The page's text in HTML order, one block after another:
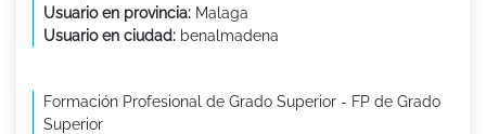
Usuario en provincia: Malaga
Usuario en ciudad: benalmadena
Formación Profesional de Grado Superior - FP de Grado
Superior